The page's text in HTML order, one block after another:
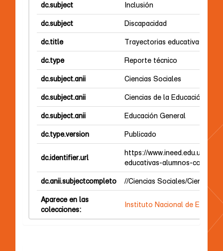
dc.subject Inclusión
dc.subject Discapacidad
dc.title Trayectorias educativas de
dc.type Reporte técnico
dc.subject.anii Ciencias Sociales
dc.subject.anii Ciencias de la Educación
dc.subject.anii Educación General
dc.type.version Publicado
dc.identifier.url
https://www.ineed.edu.uy/
educativas-alumnos-con-
dc.anii.subjectcompleto //Ciencias Sociales/Ciencias
Aparece en las
colecciones:
Instituto Nacional de